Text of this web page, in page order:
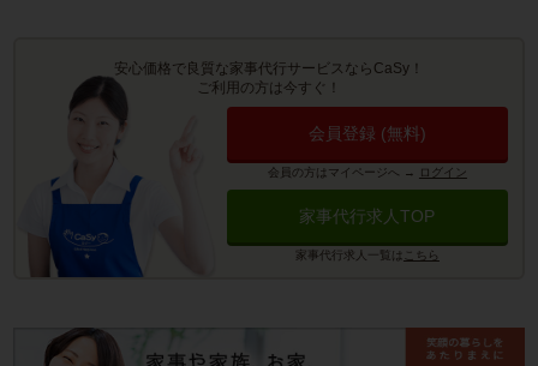
安心価格で良質な家事代行サービスならCaSy！
ご利用の方は今すぐ！
会員登録 (無料)
会員の方はマイページへ → ログイン
家事代行求人TOP
家事代行求人一覧は こちら